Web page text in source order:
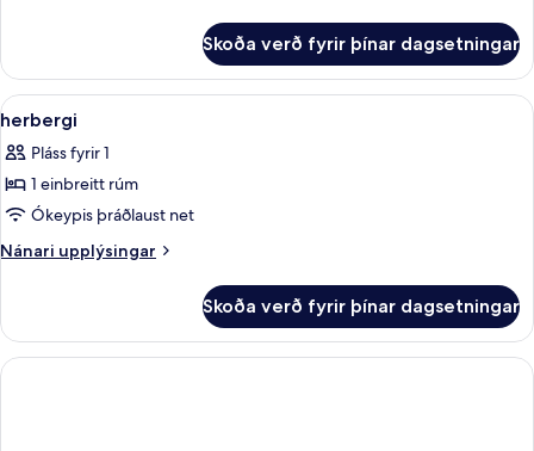
svíta
Skoða verð fyrir þínar dagsetningar
Skoða
allar
myndir
fyrir
herbergi
herbergi | Rúmföt af bestu gerð,
4
herbergi
Pláss fyrir 1
1 einbreitt rúm
Ókeypis þráðlaust net
Nánari upplýsingar
Nánari
Skoða verð fyrir þínar dagsetningar